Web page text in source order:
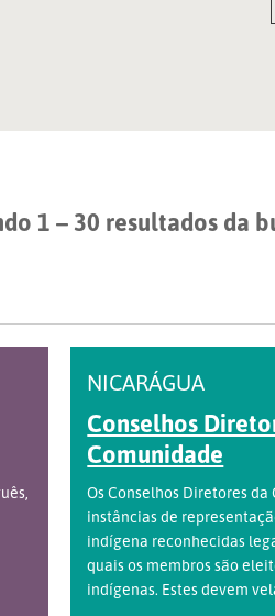
1 – 30 resultados da
NICARÁGUA
Conselhos
Comunidade
Os Conselhos Diretores da
instâncias de
indígena reconhecidas
quais os membros são
indígenas. Estes devem